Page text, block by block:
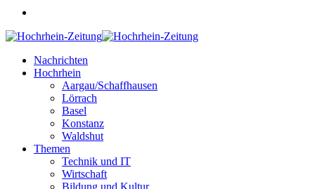
Nachrichten
Hochrhein
Aargau/Schaffhausen
Lörrach
Basel
Konstanz
Waldshut
Themen
Technik und IT
Wirtschaft
Bildung und Kultur